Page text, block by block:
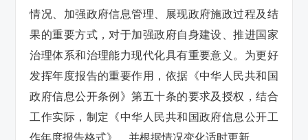
情况、加强政府信息管理、展现政府施政过程及结
果的重要方式，对于加强政府自身建设、推进国家
治理体系和治理能力现代化具有重要意义。为更好
发挥年度报告的重要作用，依据《中华人民共和国
政府信息公开条例》第五十条的要求及授权，结合
工作实际，制定《中华人民共和国政府信息公开工
作年度报告格式》，并根据情况变化适时更新。